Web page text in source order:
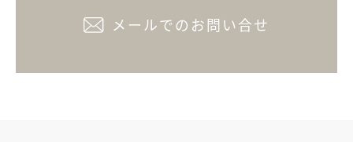
メールでのお問い合せ